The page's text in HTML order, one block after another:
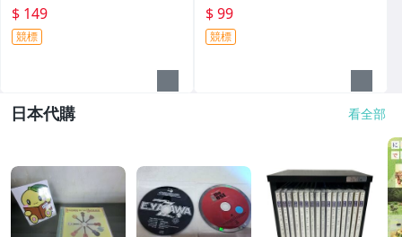
$ 149
競標
$ 99
競標
日本代購 看全部